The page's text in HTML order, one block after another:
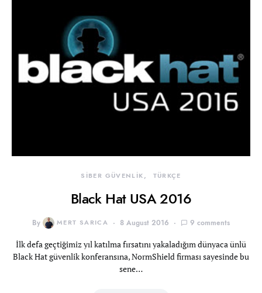
SİBER GÜVENLİK TÜRKÇE
Black Hat USA 2016
By MERT SARICA 8 August 2016 9 comments
İlk defa geçtiğimiz yıl katılma fırsatını yakaladığım dünyaca ünlü
Black Hat güvenlik konferansına, NormShield firması sayesinde bu
sene…